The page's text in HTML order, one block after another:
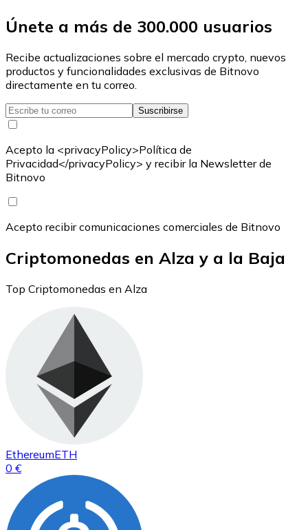
Únete a más de 300.000 usuarios
Recibe actualizaciones sobre el mercado crypto, nuevos
productos y funcionalidades exclusivas de Bitnovo
directamente en tu correo.
Suscribirse
Acepto la <privacyPolicy>Política de
Privacidad</privacyPolicy> y recibir la Newsletter de
Bitnovo
Acepto recibir comunicaciones comerciales de Bitnovo
Criptomonedas en Alza y a la Baja
Top Criptomonedas en Alza
EthereumETH
0 €